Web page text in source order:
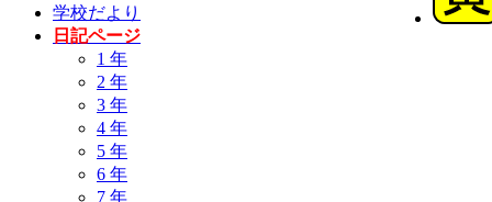
学校だより
日記ページ
1 年
2 年
3 年
4 年
5 年
6 年
7 年